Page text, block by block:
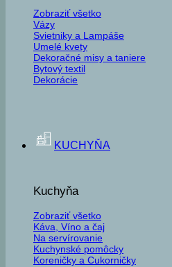
Zobraziť všetko
Vázy
Svietniky a Lampáše
Umelé kvety
Dekoračné misy a taniere
Bytový textil
Dekorácie
KUCHYŇA
Kuchyňa
Zobraziť všetko
Káva, Víno a čaj
Na servírovanie
Kuchynské pomôcky
Koreničky a Cukorničky